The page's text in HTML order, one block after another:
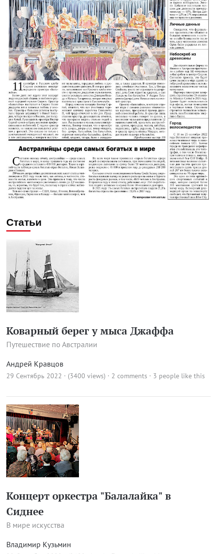
Статьи
Коварный берег у мыса Джаффа
Путешествие по Австралии
Андрей Кравцов
29 Сентябрь 2022 · (3400 views) · 2 comments · 3 people like this
Концерт оркестра "Балалайка" в
Сиднее
В мире искусства
Владимир Кузьмин